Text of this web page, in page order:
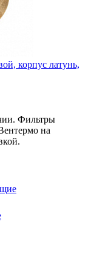
корпус латунь,
Фильтры
на